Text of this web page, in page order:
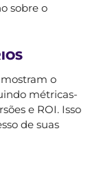
sobre o
o
métricas-
e ROI. Isso
de suas